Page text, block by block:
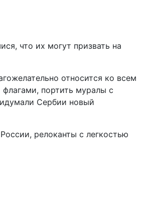
что их могут призвать на
относится ко всем
портить муралы с
Сербии новый
релоканты с легкостью